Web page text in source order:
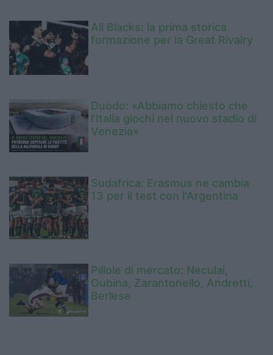
All Blacks: la prima storica
formazione per la Great Rivalry
Duodo: «Abbiamo chiesto che
l’Italia giochi nel nuovo stadio di
Venezia»
Sudafrica: Erasmus ne cambia
13 per il test con l'Argentina
Pillole di mercato: Neculai,
Oubina, Zarantonello, Andretti,
Berlese